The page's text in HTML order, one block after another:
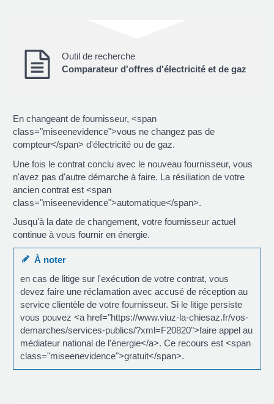
Outil de recherche
Comparateur d'offres d'électricité et de gaz
En changeant de fournisseur, <span
class="miseenevidence">vous ne changez pas de
compteur</span> d'électricité ou de gaz.
Une fois le contrat conclu avec le nouveau fournisseur, vous
n'avez pas d'autre démarche à faire. La résiliation de votre
ancien contrat est <span
class="miseenevidence">automatique</span>.
Jusqu'à la date de changement, votre fournisseur actuel
continue à vous fournir en énergie.
À noter
en cas de litige sur l'exécution de votre contrat, vous
devez faire une réclamation avec accusé de réception au
service clientèle de votre fournisseur. Si le litige persiste
vous pouvez <a href="https://www.viuz-la-chiesaz.fr/vos-
demarches/services-publics/?xml=F20820">faire appel au
médiateur national de l'énergie</a>. Ce recours est <span
class="miseenevidence">gratuit</span>.